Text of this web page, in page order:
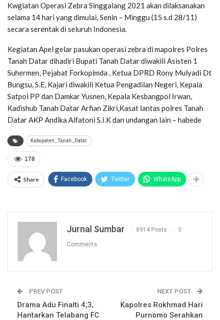
Kwgiatan Operasi Zebra Singgalang 2021 akan dilaksanakan
selama 14 hari yang dimulai, Senin – Minggu (15 s.d 28/11)
secara serentak di seluruh Indonesia.
Kegiatan Apel gelar pasukan operasi zebra di mapolres Polres
Tanah Datar dihadiri Bupati Tanah Datar diwakili Asisten 1
Suhermen, Pejabat Forkopimda , Ketua DPRD Rony Mulyadi Dt
Bungsu, S.E, Kajari diwakili Ketua Pengadilan Negeri, Kepala
Satpol PP dan Damkar Yusnen, Kepala Kesbangpol Irwan,
Kadishub Tanah Datar Arfian Zikri,Kasat lantas polres Tanah
Datar AKP Andika Alfatoni S.I.K dan undangan lain – habede
Kabupaten_Tanah_Datar
178
Share Facebook Twitter WhatsApp
Jurnal Sumbar 8914 Posts 0
Comments
PREV POST
Drama Adu Finalti 4;3,
Hantarkan Telabang FC
NEXT POST
Kapolres Rokhmad Hari
Purnomo Serahkan